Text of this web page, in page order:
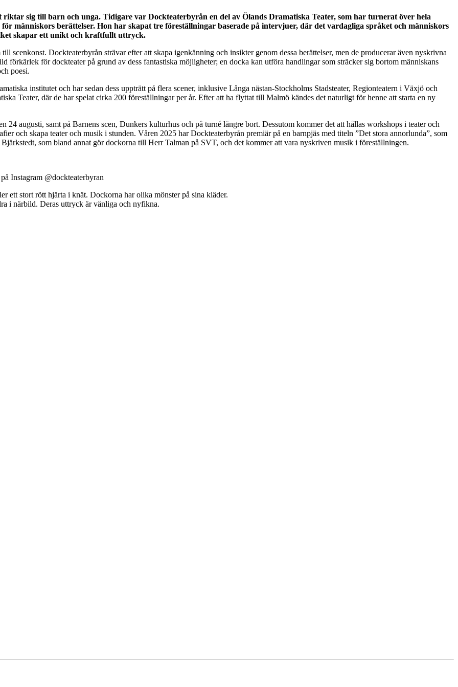
sig till barn och unga. Tidigare var Dockteaterbyrån en del av Ölands Dramatiska Teater, som har turnerat över hela
människors berättelser. Hon har skapat tre föreställningar baserade på intervjuer, där det vardagliga språket och människors
skapar ett unikt och kraftfullt uttryck.
scenkonst. Dockteaterbyrån strävar efter att skapa igenkänning och insikter genom dessa berättelser, men de producerar även nyskrivna
förkärlek för dockteater på grund av dess fantastiska möjligheter; en docka kan utföra handlingar som sträcker sig bortom människans
poesi.
institutet och har sedan dess uppträtt på flera scener, inklusive Långa nästan-Stockholms Stadsteater, Regionteatern i Växjö och
Teater, där de har spelat cirka 200 föreställningar per år. Efter att ha flyttat till Malmö kändes det naturligt för henne att starta en ny
augusti, samt på Barnens scen, Dunkers kulturhus och på turné längre bort. Dessutom kommer det att hållas workshops i teater och
och skapa teater och musik i stunden. Våren 2025 har Dockteaterbyrån premiär på en barnpjäs med titeln ”Det stora annorlunda”, som
som bland annat gör dockorna till Herr Talman på SVT, och det kommer att vara nyskriven musik i föreställningen.
Instagram @dockteaterbyran